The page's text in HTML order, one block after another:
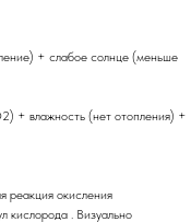
+ слабое солнце (меньше
+ влажность (нет отопления) +
реакция окисления
кислорода . Визуально